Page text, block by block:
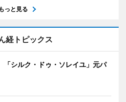
もっと見る
経トピックス
シルク・ドゥ・ソレイユ」元パ